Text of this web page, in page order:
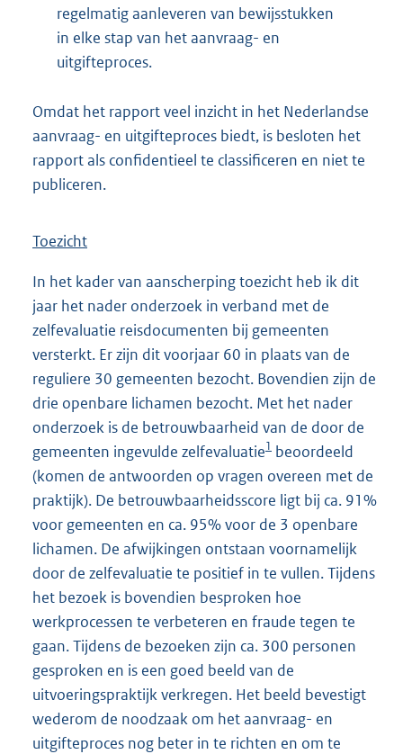
regelmatig aanleveren van bewijsstukken
in elke stap van het aanvraag- en
uitgifteproces.
Omdat het rapport veel inzicht in het Nederlandse
aanvraag- en uitgifteproces biedt, is besloten het
rapport als confidentieel te classificeren en niet te
publiceren.
Toezicht
In het kader van aanscherping toezicht heb ik dit
jaar het nader onderzoek in verband met de
zelfevaluatie reisdocumenten bij gemeenten
versterkt. Er zijn dit voorjaar 60 in plaats van de
reguliere 30 gemeenten bezocht. Bovendien zijn de
drie openbare lichamen bezocht. Met het nader
onderzoek is de betrouwbaarheid van de door de
gemeenten ingevulde zelfevaluatie1 beoordeeld
(komen de antwoorden op vragen overeen met de
praktijk). De betrouwbaarheidsscore ligt bij ca. 91%
voor gemeenten en ca. 95% voor de 3 openbare
lichamen. De afwijkingen ontstaan voornamelijk
door de zelfevaluatie te positief in te vullen. Tijdens
het bezoek is bovendien besproken hoe
werkprocessen te verbeteren en fraude tegen te
gaan. Tijdens de bezoeken zijn ca. 300 personen
gesproken en is een goed beeld van de
uitvoeringspraktijk verkregen. Het beeld bevestigt
wederom de noodzaak om het aanvraag- en
uitgifteproces nog beter in te richten en om te